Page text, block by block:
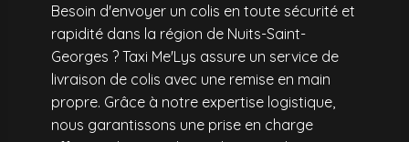
Besoin d'envoyer un colis en toute sécurité et
rapidité dans la région de Nuits-Saint-
Georges ? Taxi Me'Lys assure un service de
livraison de colis avec une remise en main
propre. Grâce à notre expertise logistique,
nous garantissons une prise en charge